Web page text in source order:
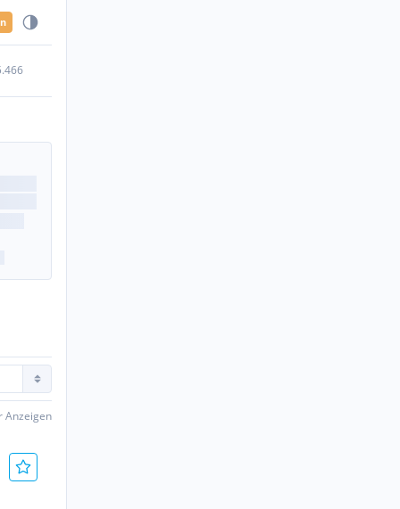
Anzeigen